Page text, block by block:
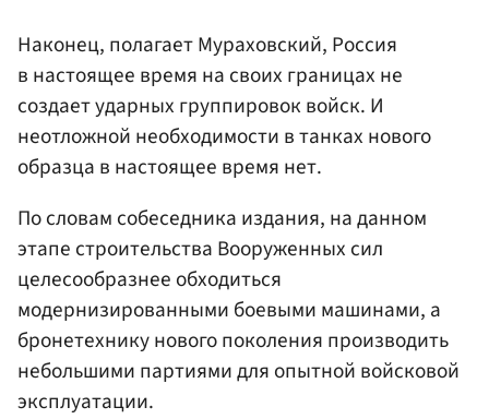
Наконец, полагает Мураховский, Россия
в настоящее время на своих границах не
создает ударных группировок войск. И
неотложной необходимости в танках нового
образца в настоящее время нет.
По словам собеседника издания, на данном
этапе строительства Вооруженных сил
целесообразнее обходиться
модернизированными боевыми машинами, а
бронетехнику нового поколения производить
небольшими партиями для опытной войсковой
эксплуатации.